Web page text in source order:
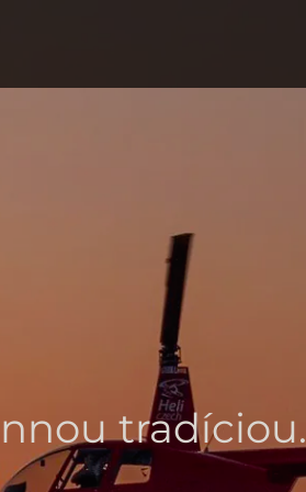
tradíciou.